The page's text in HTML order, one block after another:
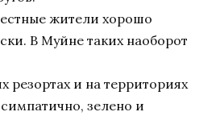
жители хорошо
В Муйне таких наоборот
резортах и на территориях
зелено и